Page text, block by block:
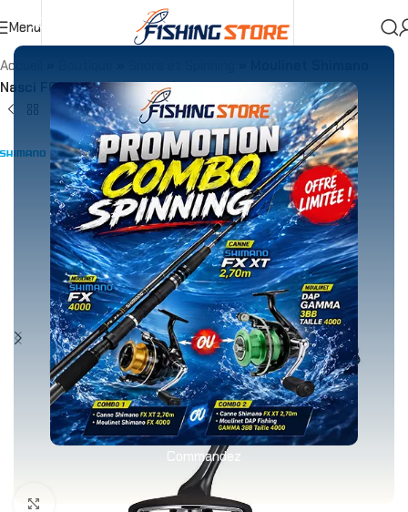
Commandez
Menu
Accueil
Nasci FC 4000 XG